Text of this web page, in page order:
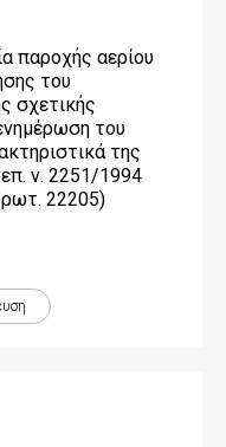
παροχής αερίου
του
σχετικής
του
της
ν. 2251/1994
22205)